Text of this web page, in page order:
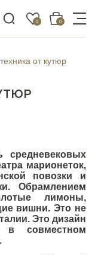
0 0
от кутюр
марионеток,
повозки и
Обрамлением
лимоны,
вишни. Это не
Это дизайн
в совместном